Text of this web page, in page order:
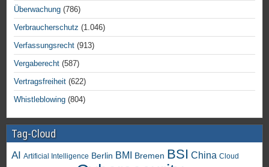
Überwachung (786)
Verbraucherschutz (1.046)
Verfassungsrecht (913)
Vergaberecht (587)
Vertragsfreiheit (622)
Whistleblowing (804)
Tag-Cloud
AI Artificial Intelligence Berlin BMI Bremen BSI China Cloud